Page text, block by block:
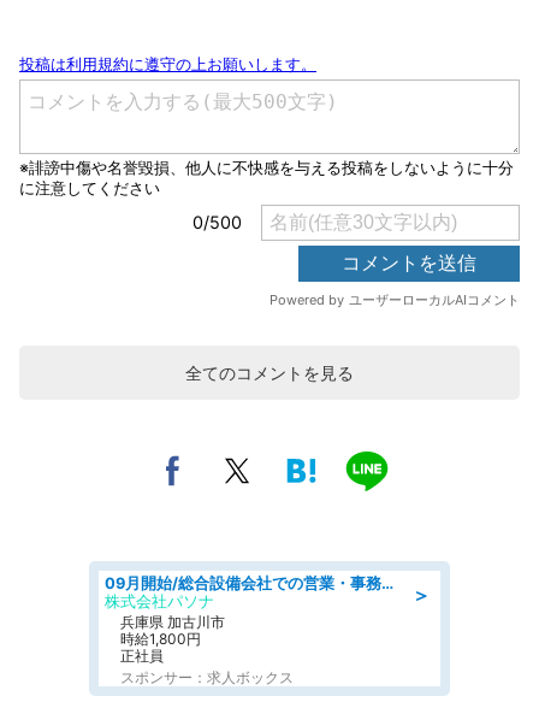
全てのコメントを見る
＞
09月開始/総合設備会社での営業・事務のお仕事/車通勤可/賞与あり/営業/営業事務
株式会社パソナ
兵庫県 加古川市
時給1,800円
正社員
スポンサー：求人ボックス